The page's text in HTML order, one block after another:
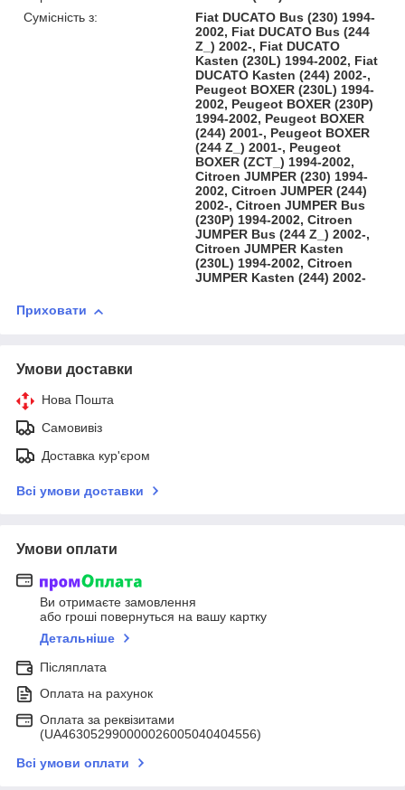
Сумісність з:
Fiat DUCATO Bus (230) 1994-
2002, Fiat DUCATO Bus (244
Z_) 2002-, Fiat DUCATO
Kasten (230L) 1994-2002, Fiat
DUCATO Kasten (244) 2002-,
Peugeot BOXER (230L) 1994-
2002, Peugeot BOXER (230P)
1994-2002, Peugeot BOXER
(244) 2001-, Peugeot BOXER
(244 Z_) 2001-, Peugeot
BOXER (ZCT_) 1994-2002,
Citroen JUMPER (230) 1994-
2002, Citroen JUMPER (244)
2002-, Citroen JUMPER Bus
(230P) 1994-2002, Citroen
JUMPER Bus (244 Z_) 2002-,
Citroen JUMPER Kasten
(230L) 1994-2002, Citroen
JUMPER Kasten (244) 2002-
Приховати
Умови доставки
Нова Пошта
Самовивіз
Доставка кур'єром
Всі умови доставки
Умови оплати
Ви отримаєте замовлення
або гроші повернуться на вашу картку
Детальніше
Післяплата
Оплата на рахунок
Оплата за реквізитами
(UA463052990000026005040404556)
Всі умови оплати